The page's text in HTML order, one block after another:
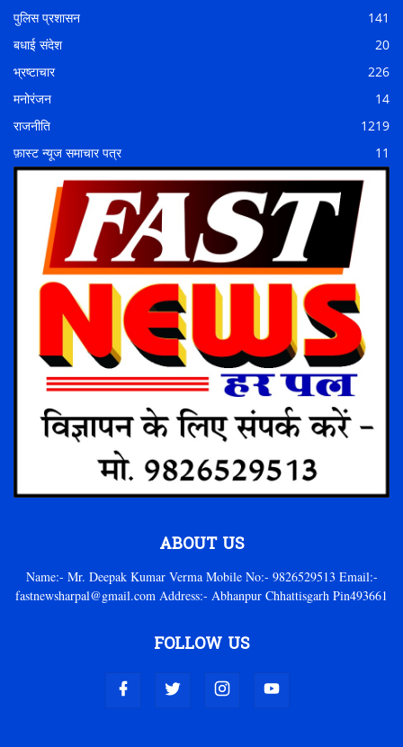
पुलिस प्रशासन
141
बधाई संदेश
20
भ्रष्टाचार
226
मनोरंजन
14
राजनीति
1219
फ़ास्ट न्यूज समाचार पत्र
11
ABOUT US
Name:- Mr. Deepak Kumar Verma Mobile No:- 9826529513 Email:-
fastnewsharpal@gmail.com Address:- Abhanpur Chhattisgarh Pin493661
FOLLOW US